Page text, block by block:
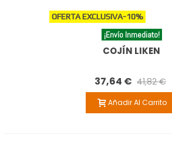
OFERTA EXCLUSIVA-10%
¡Envío Inmediato!
COJÍN LIKEN
37,64 € 41,82 €
Añadir Al Carrito